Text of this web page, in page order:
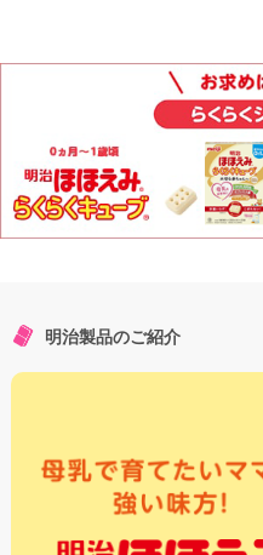
明治製品のご紹介